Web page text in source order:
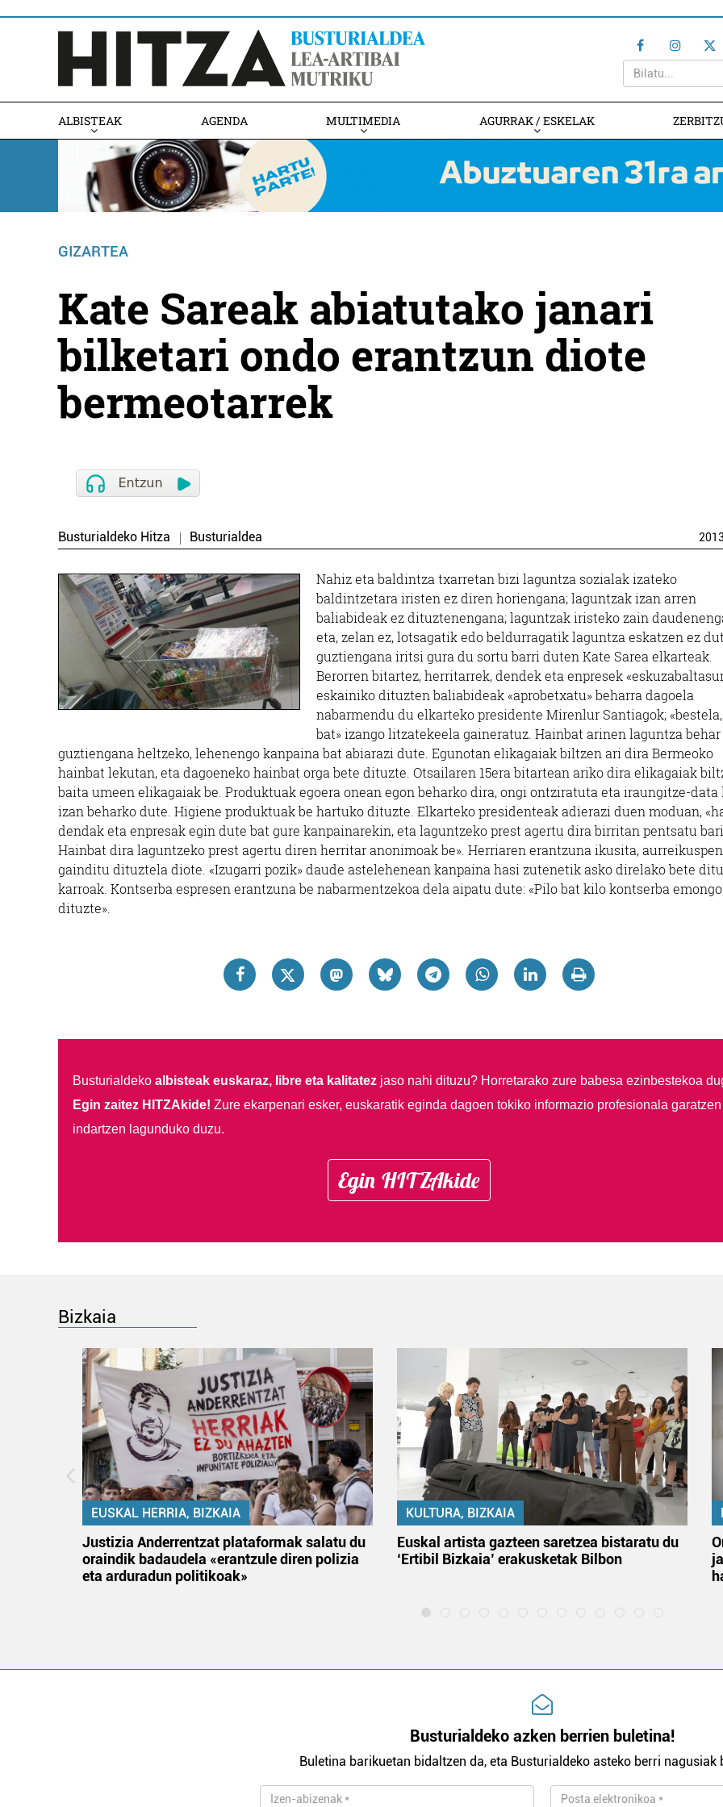
ALBISTEAK AGENDA MULTIMEDIA AGURRAK / ESKELAK
GIZARTEA
Kate Sareak abiatutako janari
bilketari ondo erantzun diote
bermeotarrek
Busturialdeko Hitza Busturialdea
Nahiz eta baldintza txarretan bizi laguntza sozialak izateko
baldintzetara iristen ez diren horiengana; laguntzak izan arren
baliabideak ez dituztenengana; laguntzak iristeko zain
eta, zelan ez, lotsagatik edo beldurragatik laguntza eskatzen ez
guztiengana iritsi gura du sortu barri duten Kate Sarea elkarteak.
Berorren bitartez, herritarrek, dendek eta enpresek
eskainiko dituzten baliabideak «aprobetxatu» beharra dagoela
nabarmendu du elkarteko presidente Mirenlur Santiagok;
bat» izango litzatekeela gaineratuz. Hainbat arinen laguntza
guztiengana heltzeko, lehenengo kanpaina bat abiarazi dute. Egunotan elikagaiak biltzen ari dira Bermeoko
hainbat lekutan, eta dagoeneko hainbat orga bete dituzte. Otsailaren 15era bitartean ariko dira elikagaiak
baita umeen elikagaiak be. Produktuak egoera onean egon beharko dira, ongi ontziratuta eta iraungitze-data
izan beharko dute. Higiene produktuak be hartuko dituzte. Elkarteko presidenteak adierazi duen moduan,
dendak eta enpresak egin dute bat gure kanpainarekin, eta laguntzeko prest agertu dira birritan pentsatu
Hainbat dira laguntzeko prest agertu diren herritar anonimoak be». Herriaren erantzuna ikusita,
gainditu dituztela diote. «Izugarri pozik» daude astelehenean kanpaina hasi zutenetik asko direlako bete
karroak. Kontserba espresen erantzuna be nabarmentzekoa dela aipatu dute: «Pilo bat kilo kontserba emongo
dituzte».
Busturialdeko albisteak euskaraz, libre eta kalitatezjaso nahi dituzu? Horretarako zure babesa ezinbestekoa
Egin zaitez HITZAkide! Zure ekarpenari esker, euskaratik eginda dagoen tokiko informazio profesionala
indartzen lagunduko duzu.
Egin HITZAkide
Bizkaia
EUSKAL HERRIA, BIZKAIA
Justizia Anderrentzat plataformak salatu du
oraindik badaudela «erantzule diren polizia
eta arduradun politikoak»
KULTURA, BIZKAIA
Euskal artista gazteen saretzea bistaratu du
‘Ertibil Bizkaia’ erakusketak Bilbon
Busturialdeko azken berrien buletina!
Buletina barikuetan bidaltzen da, eta Busturialdeko asteko berri nagusiak